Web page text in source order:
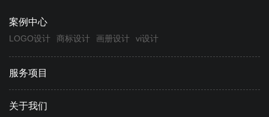
案例中心
LOGO设计 商标设计 画册设计 vi设计
服务项目
关于我们